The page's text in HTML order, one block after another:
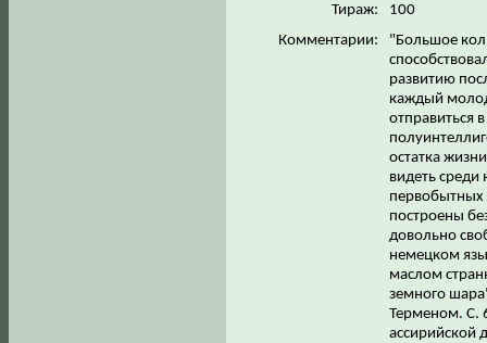
Тираж:
100
Комментарии:
"Большое
развитию
каждый
отправиться
остатка
видеть
первобытных
построены
довольно
немецком
маслом
земного
Терменом. С.
ассирийской